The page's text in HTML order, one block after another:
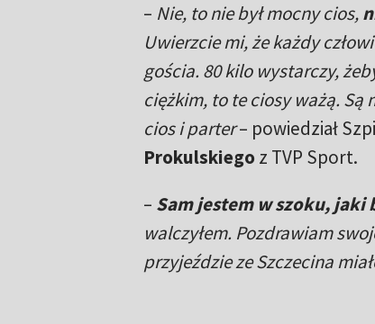
– Nie, to nie był mocny cios,
Uwierzcie mi, że każdy
gościa. 80 kilo wystarczy,
ciężkim, to te ciosy ważą. Są
cios i parter– powiedział
Prokulskiego z TVP Sport.
– Sam jestem w szoku, jaki
walczyłem. Pozdrawiam
przyjeździe ze Szczecina